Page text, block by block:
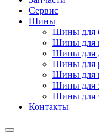
Сервис
Шины
Шины для
Шины для
Шины для
Шины для
Шины для
Шины для
Шины для
Контакты